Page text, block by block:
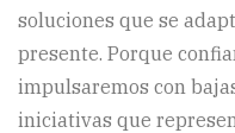
soluciones que se
presente. Porque
impulsaremos con
iniciativas que